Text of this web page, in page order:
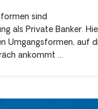
sind
als Private Banker.
Umgangsformen, auf
ankommt ...